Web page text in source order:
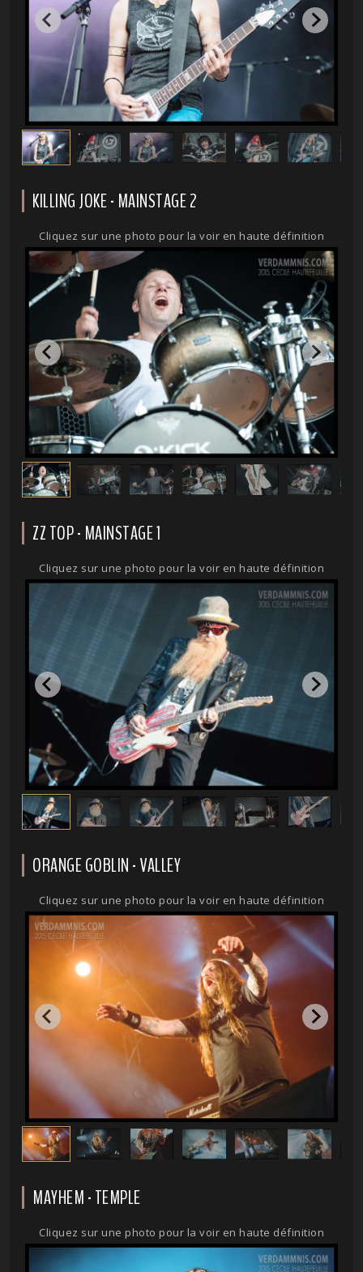
KILLING JOKE - MAINSTAGE 2
Cliquez sur une photo pour la voir en haute définition
ZZ TOP - MAINSTAGE 1
Cliquez sur une photo pour la voir en haute définition
ORANGE GOBLIN - VALLEY
Cliquez sur une photo pour la voir en haute définition
MAYHEM - TEMPLE
Cliquez sur une photo pour la voir en haute définition